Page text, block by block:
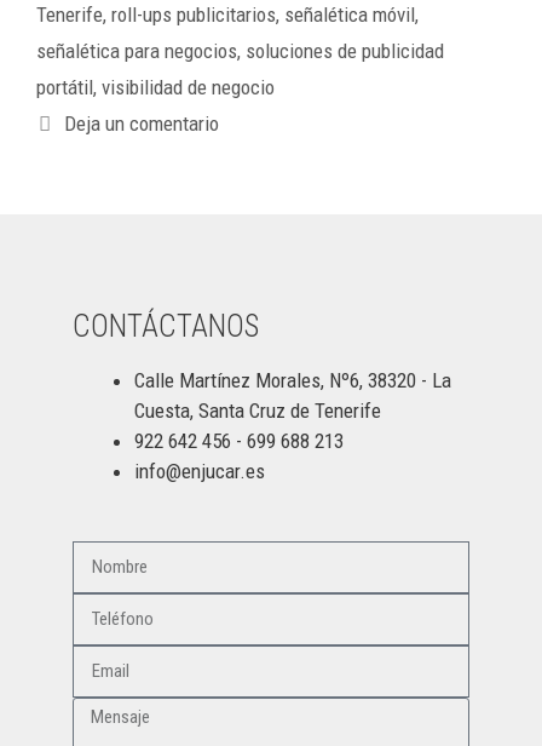
Tenerife, roll-ups publicitarios, señalética móvil,
señalética para negocios, soluciones de publicidad
portátil, visibilidad de negocio
Deja un comentario
CONTÁCTANOS
Calle Martínez Morales, Nº6, 38320 - La
Cuesta, Santa Cruz de Tenerife
922 642 456 - 699 688 213
info@enjucar.es